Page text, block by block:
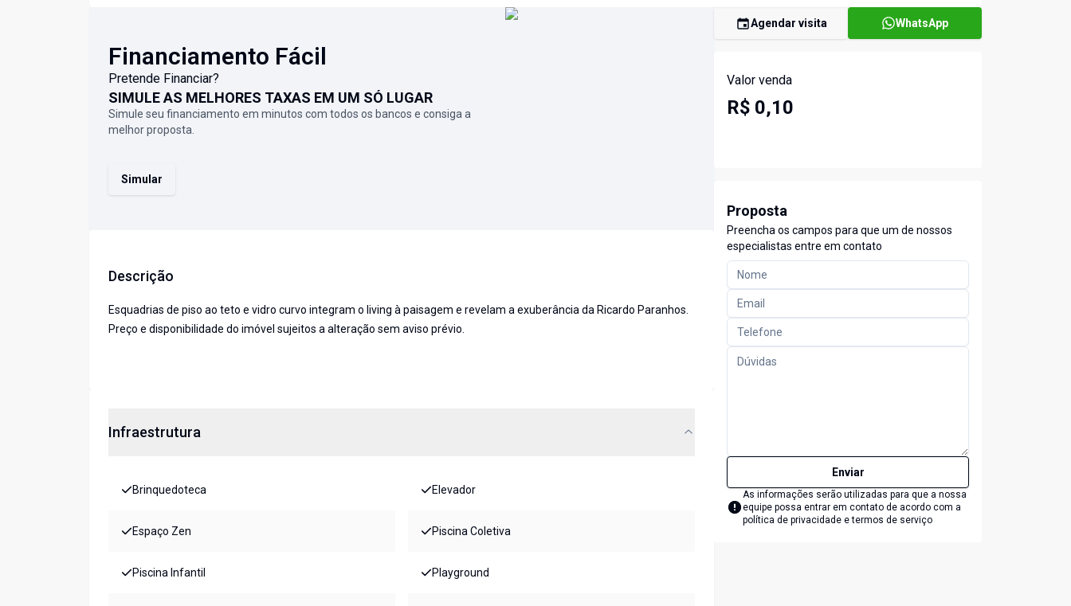
Financiamento Fácil
Pretende Financiar?
SIMULE AS MELHORES TAXAS EM UM SÓ LUGAR
Simule seu financiamento em minutos com todos os bancos e consiga a
melhor proposta.
Simular
Descrição
Esquadrias de piso ao teto e vidro curvo integram o living à paisagem e revelam a exuberância da Ricardo Paranhos.
Preço e disponibilidade do imóvel sujeitos a alteração sem aviso prévio.
Infraestrutura
Brinquedoteca Elevador
Espaço Zen Piscina Coletiva
Piscina Infantil Playground
Agendar visita WhatsApp
Valor venda
R$ 0,10
Proposta
Preencha os campos para que um de nossos
especialistas entre em contato
Enviar
As informações serão utilizadas para que a nossa
equipe possa entrar em contato de acordo com a
política de privacidade e termos de serviço